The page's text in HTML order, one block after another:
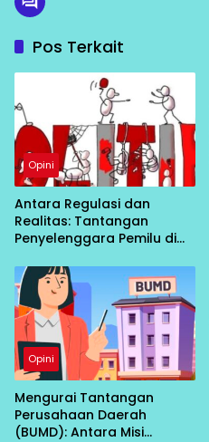
Pos Terkait
Opini
Antara Regulasi dan
Realitas: Tantangan
Penyelenggara Pemilu di
Opini
Mengurai Tantangan
Perusahaan Daerah
(BUMD): Antara Misi